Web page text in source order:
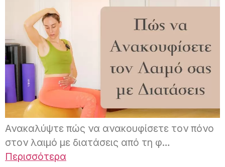
Ανακαλύψτε πώς να ανακουφίσετε τον πόνο
στον λαιμό με διατάσεις από τη φ…
Περισσότερα